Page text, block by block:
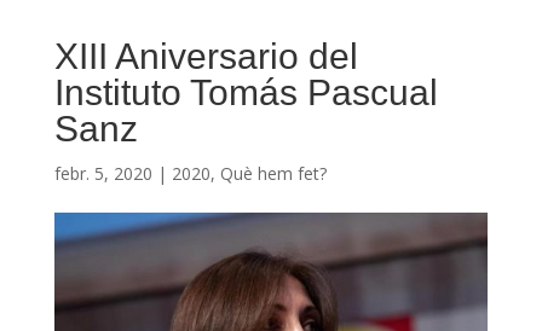
XIII Aniversario del
Instituto Tomás Pascual
Sanz
febr. 5, 2020 | 2020, Què hem fet?